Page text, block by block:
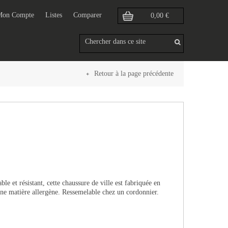
0,00 €
Comparer
Listes
Compte
Retour à la page précédente
et résistant, cette chaussure de ville est fabriquée en
matière allergène. Ressemelable chez un cordonnier.